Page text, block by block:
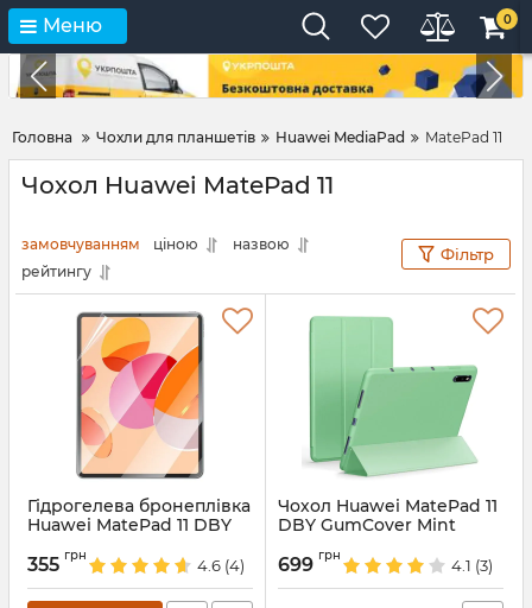
Меню 0
Головна Чохли для планшетів Huawei MediaPad MatePad 11
Чохол Huawei MatePad 11
замовчуванням ціною
назвою
рейтингу
Фільтр
Гідрогелева бронеплівка
Huawei MatePad 11 DBY
355 грн
4.6 (4)
Чохол Huawei MatePad 11
DBY GumCover Mint
699 грн
4.1 (3)